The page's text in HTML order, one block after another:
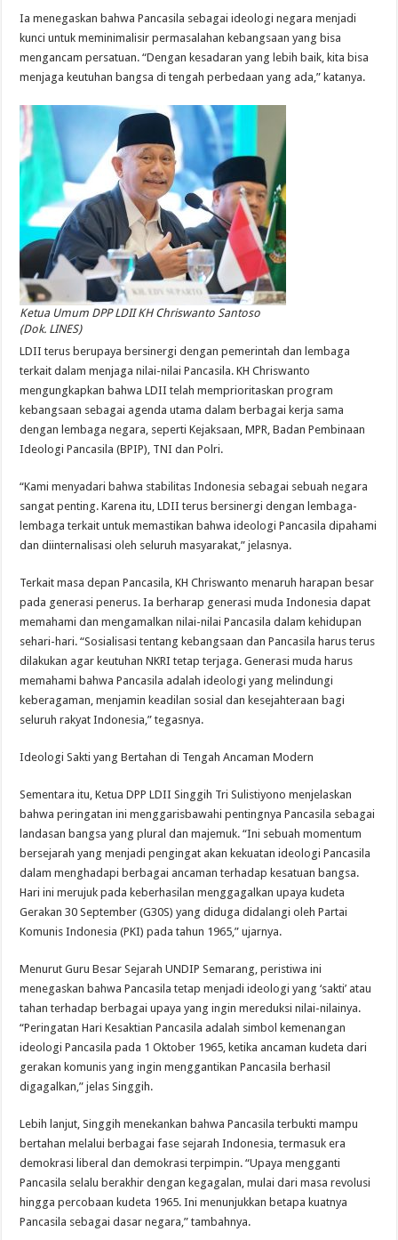
Ia menegaskan bahwa Pancasila sebagai ideologi negara menjadi
kunci untuk meminimalisir permasalahan kebangsaan yang bisa
mengancam persatuan. “Dengan kesadaran yang lebih baik, kita bisa
menjaga keutuhan bangsa di tengah perbedaan yang ada,” katanya.
Ketua Umum DPP LDII KH Chriswanto Santoso
(Dok. LINES)
LDII terus berupaya bersinergi dengan pemerintah dan lembaga
terkait dalam menjaga nilai-nilai Pancasila. KH Chriswanto
mengungkapkan bahwa LDII telah memprioritaskan program
kebangsaan sebagai agenda utama dalam berbagai kerja sama
dengan lembaga negara, seperti Kejaksaan, MPR, Badan Pembinaan
Ideologi Pancasila (BPIP), TNI dan Polri.
“Kami menyadari bahwa stabilitas Indonesia sebagai sebuah negara
sangat penting. Karena itu, LDII terus bersinergi dengan lembaga-
lembaga terkait untuk memastikan bahwa ideologi Pancasila dipahami
dan diinternalisasi oleh seluruh masyarakat,” jelasnya.
Terkait masa depan Pancasila, KH Chriswanto menaruh harapan besar
pada generasi penerus. Ia berharap generasi muda Indonesia dapat
memahami dan mengamalkan nilai-nilai Pancasila dalam kehidupan
sehari-hari. “Sosialisasi tentang kebangsaan dan Pancasila harus terus
dilakukan agar keutuhan NKRI tetap terjaga. Generasi muda harus
memahami bahwa Pancasila adalah ideologi yang melindungi
keberagaman, menjamin keadilan sosial dan kesejahteraan bagi
seluruh rakyat Indonesia,” tegasnya.
Ideologi Sakti yang Bertahan di Tengah Ancaman Modern
Sementara itu, Ketua DPP LDII Singgih Tri Sulistiyono menjelaskan
bahwa peringatan ini menggarisbawahi pentingnya Pancasila sebagai
landasan bangsa yang plural dan majemuk. “Ini sebuah momentum
bersejarah yang menjadi pengingat akan kekuatan ideologi Pancasila
dalam menghadapi berbagai ancaman terhadap kesatuan bangsa.
Hari ini merujuk pada keberhasilan menggagalkan upaya kudeta
Gerakan 30 September (G30S) yang diduga didalangi oleh Partai
Komunis Indonesia (PKI) pada tahun 1965,” ujarnya.
Menurut Guru Besar Sejarah UNDIP Semarang, peristiwa ini
menegaskan bahwa Pancasila tetap menjadi ideologi yang ‘sakti’ atau
tahan terhadap berbagai upaya yang ingin mereduksi nilai-nilainya.
“Peringatan Hari Kesaktian Pancasila adalah simbol kemenangan
ideologi Pancasila pada 1 Oktober 1965, ketika ancaman kudeta dari
gerakan komunis yang ingin menggantikan Pancasila berhasil
digagalkan,” jelas Singgih.
Lebih lanjut, Singgih menekankan bahwa Pancasila terbukti mampu
bertahan melalui berbagai fase sejarah Indonesia, termasuk era
demokrasi liberal dan demokrasi terpimpin. “Upaya mengganti
Pancasila selalu berakhir dengan kegagalan, mulai dari masa revolusi
hingga percobaan kudeta 1965. Ini menunjukkan betapa kuatnya
Pancasila sebagai dasar negara,” tambahnya.